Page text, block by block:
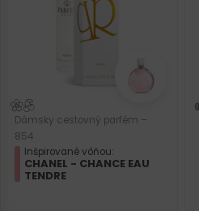
Dámsky cestovný parfém –
854
Inšpirované vôňou:
CHANEL - CHANCE EAU
TENDRE